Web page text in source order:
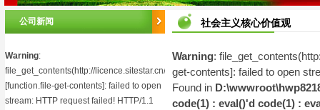
公司新闻
Warning:
file_get_contents(http://licence.sitestar.cn/isping.php)
[function.file-get-contents]: failed to open
stream: HTTP request failed! HTTP/1.1
社会主义核心价值观
Warning:
get-contents]: failed to open
Found in
code(1) : eval()'d code(1) :